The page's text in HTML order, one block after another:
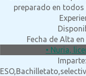
preparado en todos
Fecha de Alta
• Nuria,